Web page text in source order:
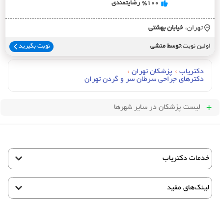
%100 رضایتمندی
تهران، خيابان بهشتي
اولین نوبت:توسط منشی نوبت بگیرید
دکتریاب › پزشکان تهران ›
دکترهای جراحی سرطان سر و گردن تهران
لیست پزشکان در سایر شهرها
خدمات دکتریاب
لینک‌های مفید